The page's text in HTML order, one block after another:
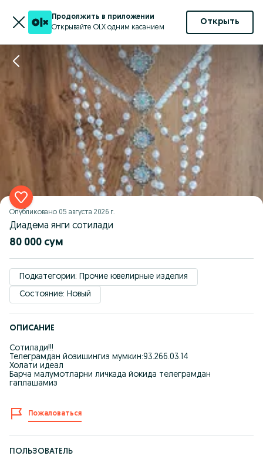
Продолжить в приложении
Открывайте OLX одним касанием
Открыть
Опубликовано 05 августа 2026 г.
Диадема янги сотилади
80 000 сум
Подкатегории: Прочие ювелирные изделия
Состояние: Новый
ОПИСАНИЕ
Сотилади!!!
Телеграмдан йозишингиз мумкин:93.266.03.14
Холати идеал
Барча малумотларни личкада йокида телеграмдан
гаплашамиз
Пожаловаться
ПОЛЬЗОВАТЕЛЬ